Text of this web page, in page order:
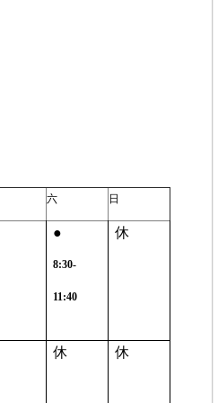
六 日
●
8:30-
11:40
休
休 休